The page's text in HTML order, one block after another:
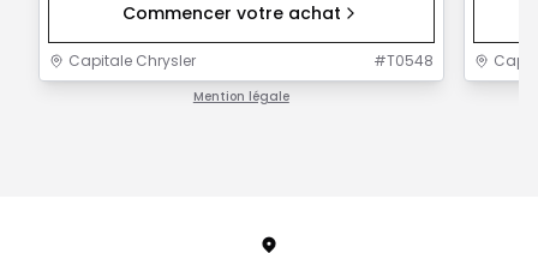
Commencer votre achat
Capitale Chrysler #T0548
Mention légale